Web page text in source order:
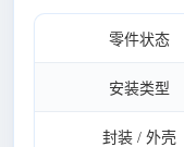
零件状态
安装类型
封装 / 外壳